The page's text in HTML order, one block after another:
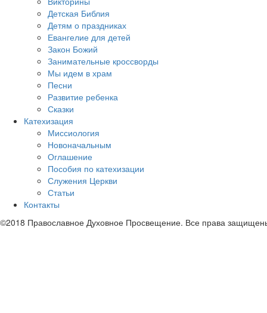
Детская Библия
Детям о праздниках
Евангелие для детей
Закон Божий
Занимательные кроссворды
Мы идем в храм
Песни
Развитие ребенка
Сказки
Катехизация
Миссиология
Новоначальным
Оглашение
Пособия по катехизации
Служения Церкви
Статьи
Контакты
©2018 Православное Духовное Просвещение. Все права